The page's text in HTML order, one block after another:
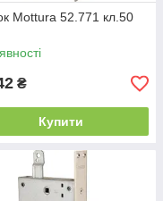
Mottura 52.771 кл.50
₴
Купити